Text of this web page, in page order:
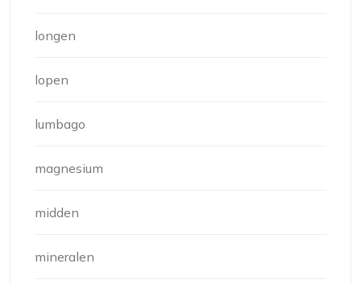
longen
lopen
lumbago
magnesium
midden
mineralen